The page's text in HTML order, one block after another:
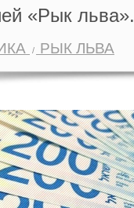
«Рык льва».
РЫК ЛЬВА